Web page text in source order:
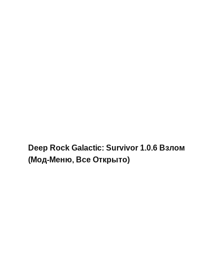
Deep Rock Galactic: Survivor 1.0.6 Взлом
(Мод-Меню, Все Открыто)